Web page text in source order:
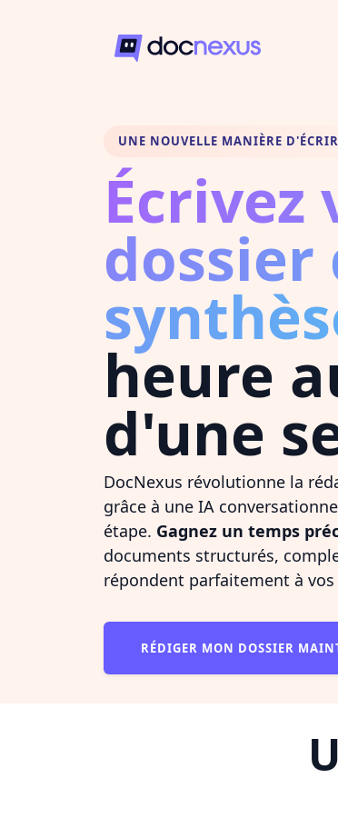
UNE NOUVELLE MANIÈRE
Écrivez
dossier
heure
d'une
DocNexus révolutionne la
grâce à une IA
étape. Gagnez un temps
documents structurés,
répondent parfaitement à
RÉDIGER MON DOSSIER